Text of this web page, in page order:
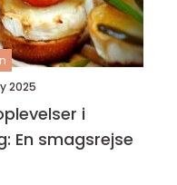
2025
i
En smagsrejse